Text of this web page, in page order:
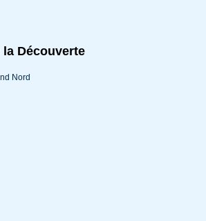
Découverte
Nord